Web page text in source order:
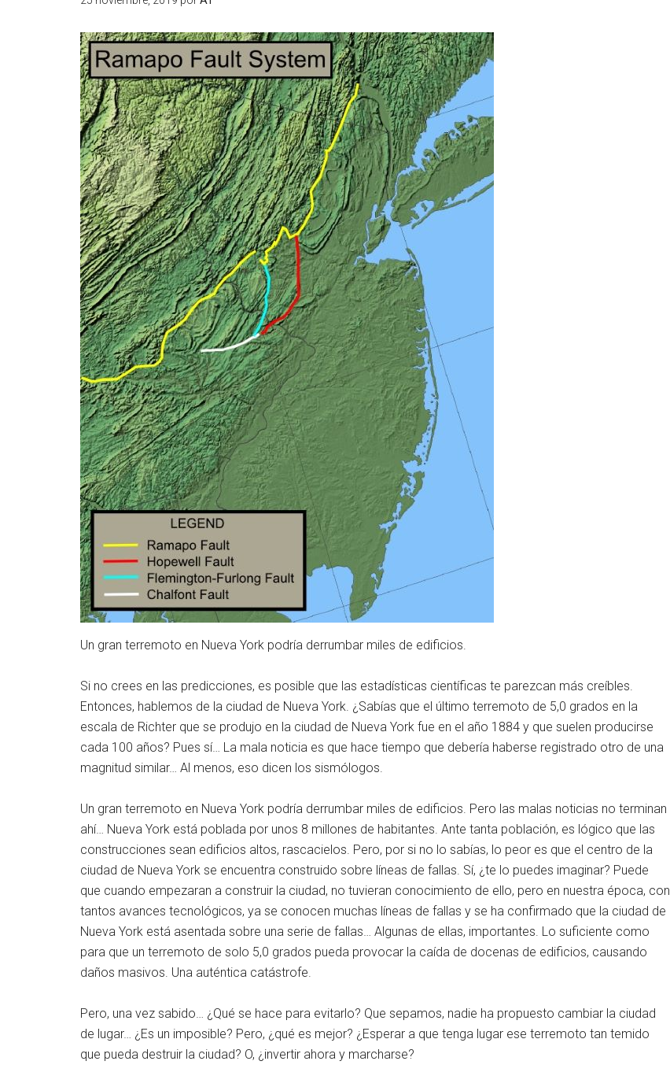
Un gran terremoto en Nueva York podría derrumbar miles de edificios.
Si no crees en las predicciones, es posible que las estadísticas científicas te parezcan más creíbles.
Entonces, hablemos de la ciudad de Nueva York. ¿Sabías que el último terremoto de 5,0 grados en la
escala de Richter que se produjo en la ciudad de Nueva York fue en el año 1884 y que suelen producirse
cada 100 años? Pues sí… La mala noticia es que hace tiempo que debería haberse registrado otro de una
magnitud similar… Al menos, eso dicen los sismólogos.
Un gran terremoto en Nueva York podría derrumbar miles de edificios. Pero las malas noticias no terminan
ahí… Nueva York está poblada por unos 8 millones de habitantes. Ante tanta población, es lógico que las
construcciones sean edificios altos, rascacielos. Pero, por si no lo sabías, lo peor es que el centro de la
ciudad de Nueva York se encuentra construido sobre líneas de fallas. Sí, ¿te lo puedes imaginar? Puede
que cuando empezaran a construir la ciudad, no tuvieran conocimiento de ello, pero en nuestra época, con
tantos avances tecnológicos, ya se conocen muchas líneas de fallas y se ha confirmado que la ciudad de
Nueva York está asentada sobre una serie de fallas… Algunas de ellas, importantes. Lo suficiente como
para que un terremoto de solo 5,0 grados pueda provocar la caída de docenas de edificios, causando
daños masivos. Una auténtica catástrofe.
Pero, una vez sabido… ¿Qué se hace para evitarlo? Que sepamos, nadie ha propuesto cambiar la ciudad
de lugar… ¿Es un imposible? Pero, ¿qué es mejor? ¿Esperar a que tenga lugar ese terremoto tan temido
que pueda destruir la ciudad? O, ¿invertir ahora y marcharse?